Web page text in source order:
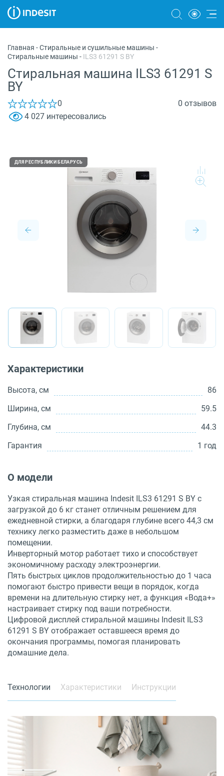
Морозильные камеры
Стиральные и сушильные машины
Посудомоечные машины
Плиты
Вытяжки
Варочные панели
Микроволновые печи
О бренде
Главная -Стиральные и сушильные машины -
Стиральные машины - ILS3 61291 S BY
Стиральная машина ILS3 61291 S
BY
0
0 отзывов
4 027 интересовались
ДЛЯ РЕСПУБЛИКИ БЕЛАРУСЬ
Характеристики
Высота, см
86
Ширина, см
59.5
Глубина, см
44.3
Гарантия
1 год
О модели
Узкая стиральная машина Indesit ILS3 61291 S BY с
загрузкой до 6 кг станет отличным решением для
ежедневной стирки, а благодаря глубине всего 44,3 см
технику легко разместить даже в небольшом
помещении.
Инверторный мотор работает тихо и способствует
экономичному расходу электроэнергии.
Пять быстрых циклов продолжительностью до 1 часа
помогают быстро привести вещи в порядок, когда
времени на длительную стирку нет, а функция «Вода+»
настраивает стирку под ваши потребности.
Цифровой дисплей стиральной машины Indesit ILS3
61291 S BY отображает оставшееся время до
окончания программы, помогая планировать
домашние дела.
Технологии Характеристики Инструкции